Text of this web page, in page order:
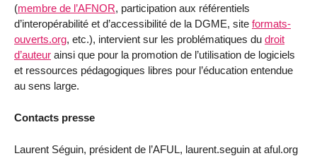
(membre de l’AFNOR, participation aux référentiels
d’interopérabilité et d’accessibilité de la DGME, site formats-
ouverts.org, etc.), intervient sur les problématiques du droit
d’auteur ainsi que pour la promotion de l’utilisation de logiciels
et ressources pédagogiques libres pour l’éducation entendue
au sens large.
Contacts presse
Laurent Séguin, président de l’AFUL, laurent.seguin at aful.org